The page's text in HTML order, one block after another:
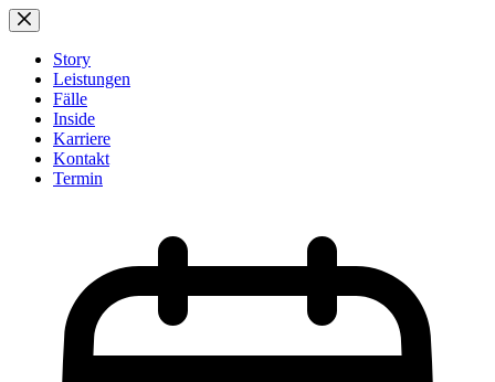
Zum
Inhalt
springenStory
Leistungen
Fälle
Inside
Karriere
Kontakt
Termin